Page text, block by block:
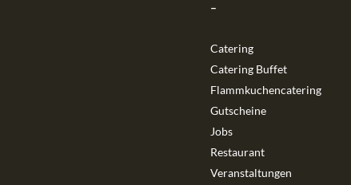
–
Catering
Catering Buffet
Flammkuchencatering
Gutscheine
Jobs
Restaurant
Veranstaltungen